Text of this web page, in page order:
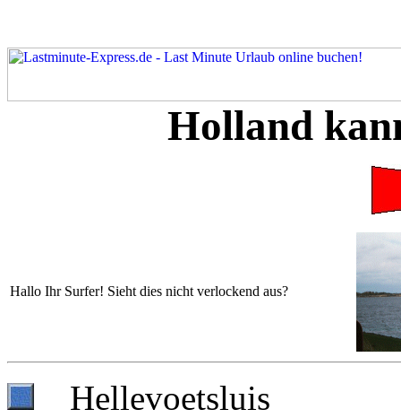
Holland
Hallo Ihr Surfer! Sieht dies nicht verlockend aus?